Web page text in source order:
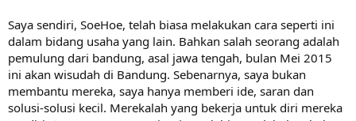
Saya sendiri, SoeHoe, telah biasa melakukan cara seperti ini
dalam bidang usaha yang lain. Bahkan salah seorang adalah
pemulung dari bandung, asal jawa tengah, bulan Mei 2015
ini akan wisudah di Bandung. Sebenarnya, saya bukan
membantu mereka, saya hanya memberi ide, saran dan
solusi-solusi kecil. Merekalah yang bekerja untuk diri mereka